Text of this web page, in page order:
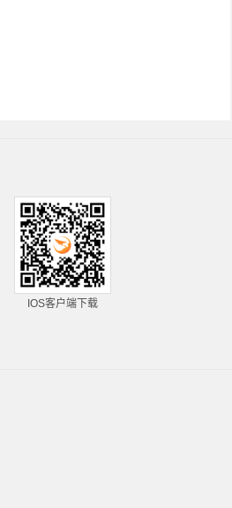
IOS客户端下载